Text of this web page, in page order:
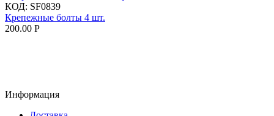
КОД: SF0839
Крепежные болты 4 шт.
200.00 Р
Информация